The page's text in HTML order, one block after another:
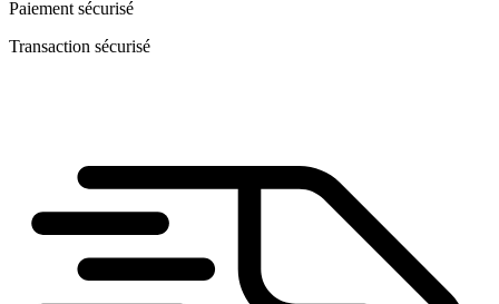
Paiement sécurisé
Transaction sécurisé